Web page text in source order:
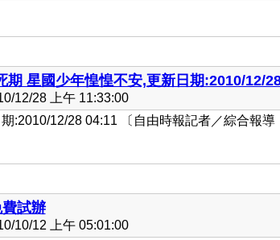
期 星國少年惶惶不安,更新日期:2010/12/
12/28 上午 11:33:00
:2010/12/28 04:11 〔自由時報記者／綜合報導
試辦
10/12 上午 05:01:00